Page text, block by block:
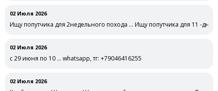
02 Июля 2026
Ищу попутчика для 2недельного похода … Ищу попутчика для 11 -
02 Июля 2026
с 29 июня по 10 … whatsapp, тг: +79046416255
02 Июля 2026